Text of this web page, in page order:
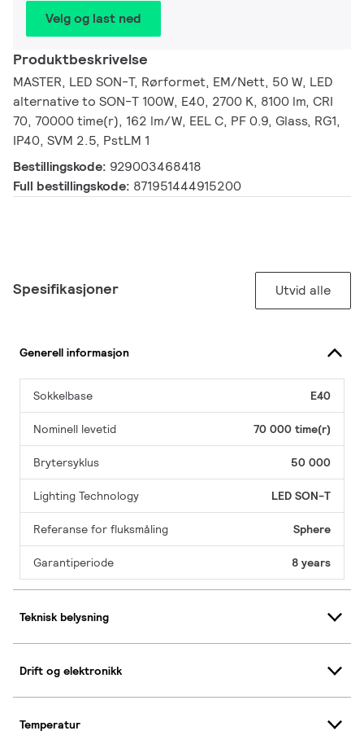
Velg og last ned
Produktbeskrivelse
MASTER, LED SON-T, Rørformet, EM/Nett, 50 W, LED
alternative to SON-T 100W, E40, 2700 K, 8100 lm, CRI
70, 70000 time(r), 162 lm/W, EEL C, PF 0.9, Glass, RG1,
IP40, SVM 2.5, PstLM 1
Bestillingskode: 929003468418
Full bestillingskode: 871951444915200
Spesifikasjoner Utvid alle
Generell informasjon
Sokkelbase E40
Nominell levetid 70 000 time(r)
Brytersyklus 50 000
Lighting Technology LED SON-T
Referanse for fluksmåling Sphere
Garantiperiode 8 years
Teknisk belysning
Drift og elektronikk
Temperatur